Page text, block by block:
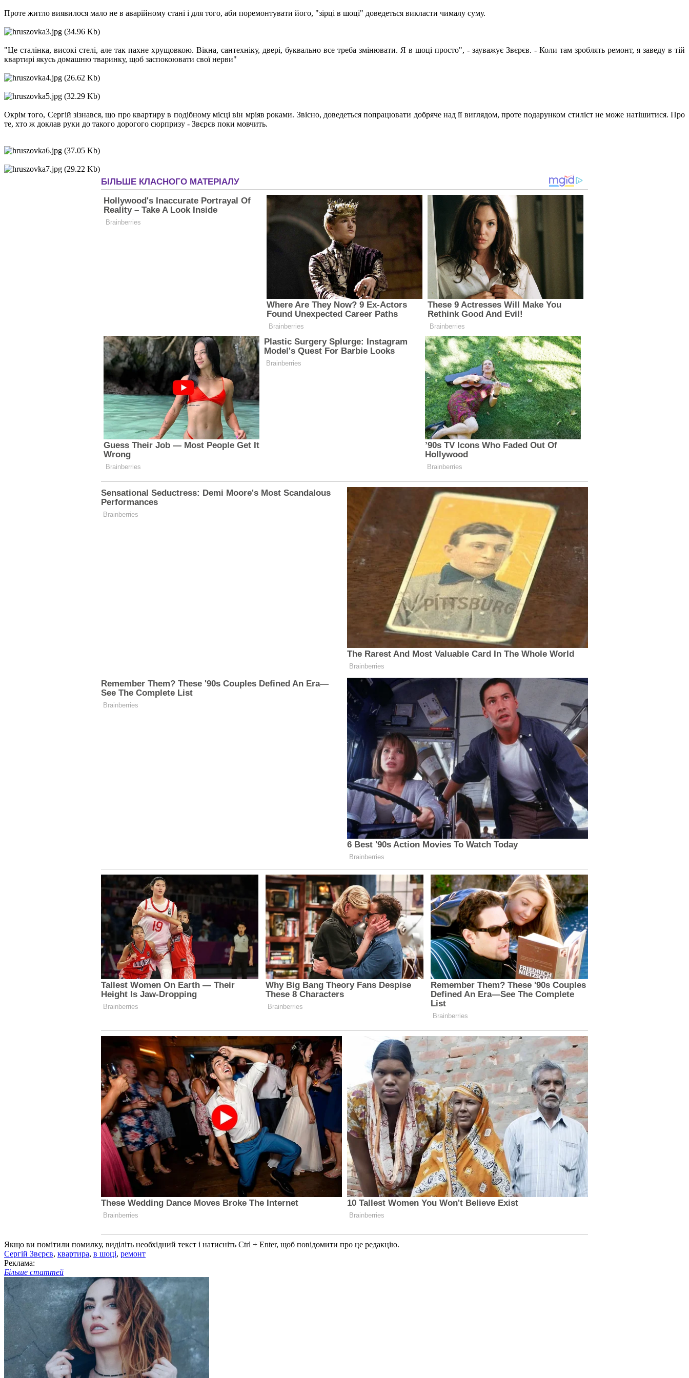
Проте житло виявилося мало не в аварійному стані і для того, аби поремонтувати його, "зірці в шоці" доведеться викласти чималу суму.
"Це сталінка, високі стелі, але так пахне хрущовкою. Вікна, сантехніку, двері, буквально все треба змінювати. Я в шоці просто", - зауважує Звєрєв. - Коли там зроблять ремонт, я заведу в тій
квартирі якусь домашню тваринку, щоб заспокоювати свої нерви"
Окрім того, Сергій зізнався, що про квартиру в подібному місці він мріяв роками. Звісно, доведеться попрацювати добряче над її виглядом, проте подарунком стиліст не може натішитися. Про
те, хто ж доклав руки до такого дорогого сюрпризу - Звєрєв поки мовчить.
Якщо ви помітили помилку, виділіть необхідний текст і натисніть Ctrl + Enter, щоб повідомити про це редакцію.
Сергій Звєрєв, квартира, в шоці, ремонт
Реклама:
Більше статтей